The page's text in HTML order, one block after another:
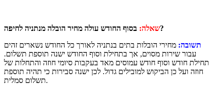
שאלה:בסוף החודש עולה מחיר הובלה מנתניה לחיפה?
תשובה: מחירי הובלות בתים בנתניה לאורך כל החודש נשארים זהים
עבור שירות מסוים, אך בתחילת וסוף החודש ישנה תוספת תשלום.
תחילת חודש וסוף חודש עמוסים מאד בעקבות סיומי חוזה והתחלות של
חוזה ועל כן הביקוש למובילים גדול. לכן ישנה סבירות כי תהיה תוספת
תשלום סמלית.